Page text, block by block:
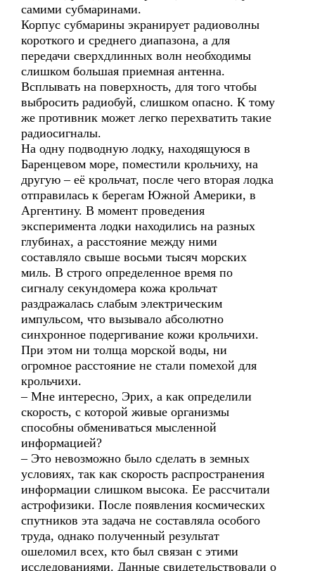
самими субмаринами.
Корпус субмарины экранирует радиоволны
короткого и среднего диапазона, а для
передачи сверхдлинных волн необходимы
слишком большая приемная антенна.
Всплывать на поверхность, для того чтобы
выбросить радиобуй, слишком опасно. К тому
же противник может легко перехватить такие
радиосигналы.
На одну подводную лодку, находящуюся в
Баренцевом море, поместили крольчиху, на
другую – её крольчат, после чего вторая лодка
отправилась к берегам Южной Америки, в
Аргентину. В момент проведения
эксперимента лодки находились на разных
глубинах, а расстояние между ними
составляло свыше восьми тысяч морских
миль. В строго определенное время по
сигналу секундомера кожа крольчат
раздражалась слабым электрическим
импульсом, что вызывало абсолютно
синхронное подергивание кожи крольчихи.
При этом ни толща морской воды, ни
огромное расстояние не стали помехой для
крольчихи.
– Мне интересно, Эрих, а как определили
скорость, с которой живые организмы
способны обмениваться мысленной
информацией?
– Это невозможно было сделать в земных
условиях, так как скорость распространения
информации слишком высока. Ее рассчитали
астрофизики. После появления космических
спутников эта задача не составляла особого
труда, однако полученный результат
ошеломил всех, кто был связан с этими
исследованиями. Данные свидетельствовали о